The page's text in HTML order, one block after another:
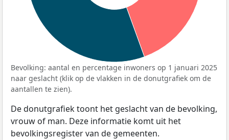
Bevolking: aantal en percentage inwoners op 1 januari 2025
naar geslacht (klik op de vlakken in de donutgrafiek om de
aantallen te zien).
De donutgrafiek toont het geslacht van de bevolking,
vrouw of man. Deze informatie komt uit het
bevolkingsregister van de gemeenten.